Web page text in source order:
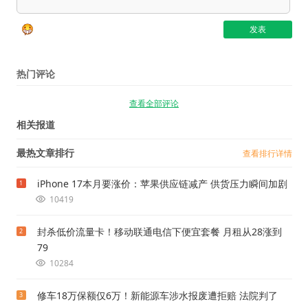
热门评论
查看全部评论
相关报道
最热文章排行 查看排行详情
1 iPhone 17本月要涨价：苹果供应链减产 供货压力瞬间加剧
10419
2
封杀低价流量卡！移动联通电信下便宜套餐 月租从28涨到
79
10284
3 修车18万保额仅6万！新能源车涉水报废遭拒赔 法院判了